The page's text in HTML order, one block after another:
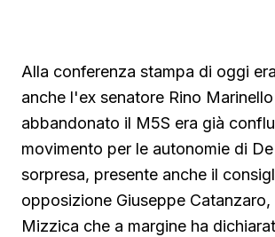
Alla conferenza stampa di oggi
anche l'ex senatore Rino
abbandonato il M5S era già
movimento per le autonomie di
sorpresa, presente anche il
opposizione Giuseppe Catanzaro,
Mizzica che a margine ha